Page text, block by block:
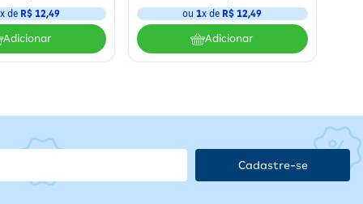
orientação médica.
x de R$ 12,49
Adicionar
ou1x de R$ 12,49
Adicionar
Cadastre-se